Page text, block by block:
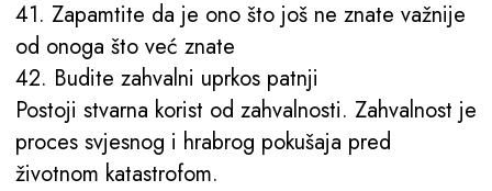
41. Zapamtite da je ono što još ne znate važnije
od onoga što već znate
42. Budite zahvalni uprkos patnji
Postoji stvarna korist od zahvalnosti. Zahvalnost je
proces svjesnog i hrabrog pokušaja pred
životnom katastrofom.